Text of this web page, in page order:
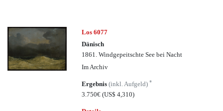
Los 6077
Dänisch
1861. Windgepeitschte See bei Nacht
Im Archiv
Ergebnis(inkl. Aufgeld)*
3.750€(US$ 4,310)